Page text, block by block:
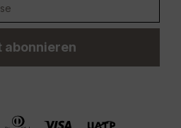
abonnieren